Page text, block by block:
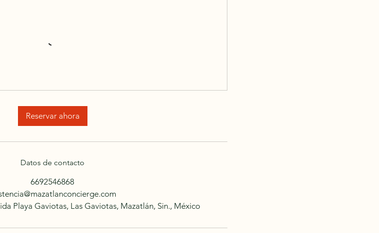
Reservar ahora
Datos de contacto
6692546868
Playa Gaviotas, Las Gaviotas, Mazatlán, Sin., México